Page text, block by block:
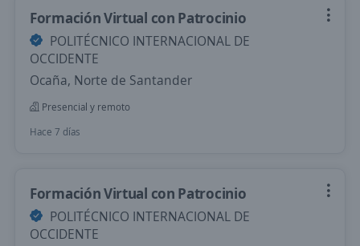
Formación Virtual con Patrocinio
POLITÉCNICO INTERNACIONAL DE
OCCIDENTE
Ocaña, Norte de Santander
Presencial y remoto
Hace 7 días
Formación Virtual con Patrocinio
POLITÉCNICO INTERNACIONAL DE
OCCIDENTE